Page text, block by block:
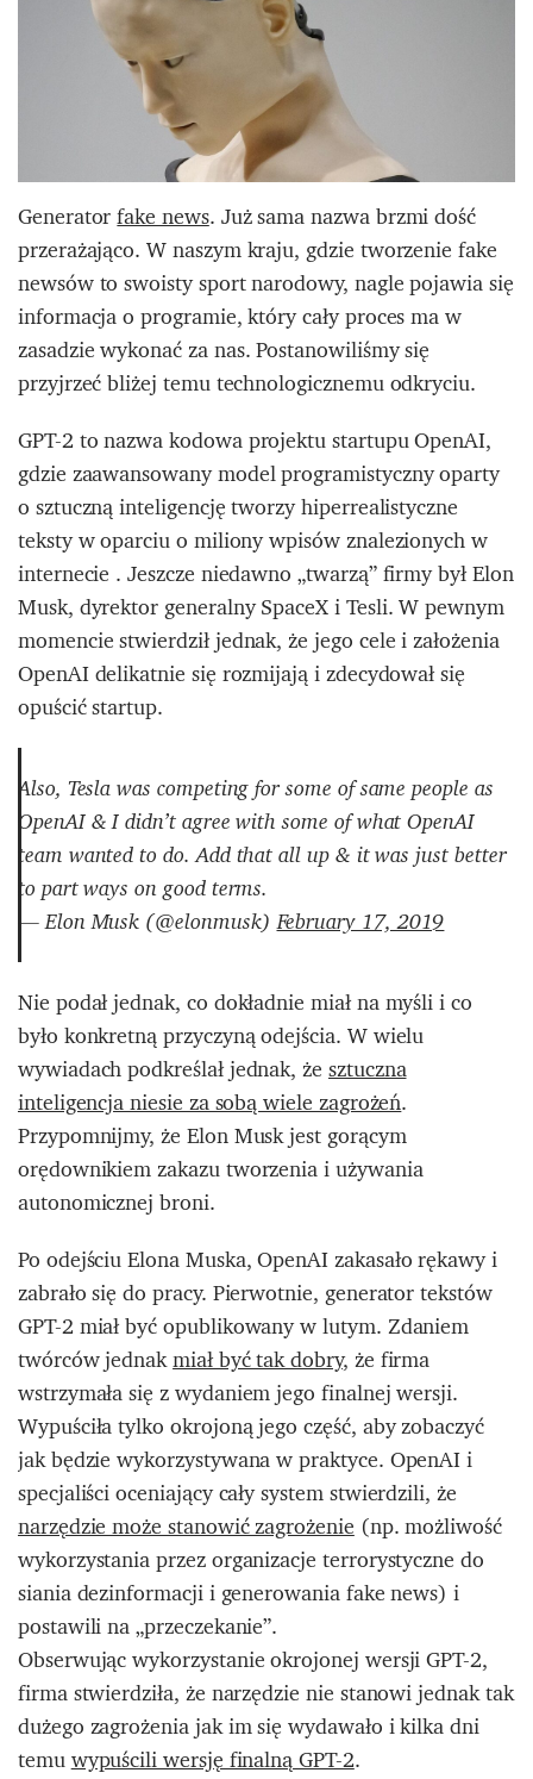
Generatorfake news. Już sama nazwa brzmi dość
przerażająco. W naszym kraju, gdzie tworzenie fake
newsów to swoisty sport narodowy, nagle pojawia się
informacja o programie, który cały proces ma w
zasadzie wykonać za nas. Postanowiliśmy się
przyjrzeć bliżej temu technologicznemu odkryciu.
GPT-2 to nazwa kodowa projektu startupu OpenAI,
gdzie zaawansowany model programistyczny oparty
o sztuczną inteligencję tworzy hiperrealistyczne
teksty w oparciu o miliony wpisów znalezionych w
internecie . Jeszcze niedawno „twarzą” firmy był Elon
Musk, dyrektor generalny SpaceX i Tesli. W pewnym
momencie stwierdził jednak, że jego cele i założenia
OpenAI delikatnie się rozmijają i zdecydował się
opuścić startup.
Also, Tesla was competing for some of same people as
OpenAI & I didn’t agree with some of what OpenAI
team wanted to do. Add that all up & it was just better
to part ways on good terms.
— Elon Musk (@elonmusk)February 17, 2019
Nie podał jednak, co dokładnie miał na myśli i co
było konkretną przyczyną odejścia. W wielu
wywiadach podkreślał jednak, żesztuczna
inteligencja niesie za sobą wiele zagrożeń.
Przypomnijmy, że Elon Musk jest gorącym
orędownikiem zakazu tworzenia i używania
autonomicznej broni.
Po odejściu Elona Muska, OpenAI zakasało rękawy i
zabrało się do pracy. Pierwotnie, generator tekstów
GPT-2 miał być opublikowany w lutym. Zdaniem
twórców jednakmiał być tak dobry, że firma
wstrzymała się z wydaniem jego finalnej wersji.
Wypuściła tylko okrojoną jego część, aby zobaczyć
jak będzie wykorzystywana w praktyce. OpenAI i
specjaliści oceniający cały system stwierdzili, że
narzędzie może stanowić zagrożenie(np. możliwość
wykorzystania przez organizacje terrorystyczne do
siania dezinformacji i generowania fake news) i
postawili na „przeczekanie”.
Obserwując wykorzystanie okrojonej wersji GPT-2,
firma stwierdziła, że narzędzie nie stanowi jednak tak
dużego zagrożenia jak im się wydawało i kilka dni
temuwypuścili wersję finalną GPT-2.